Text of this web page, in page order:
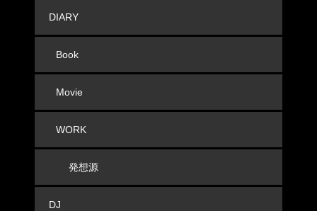
DIARY
Book
Movie
WORK
発想源
DJ